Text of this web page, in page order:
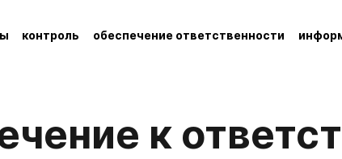
контроль обеспечение ответственности
к